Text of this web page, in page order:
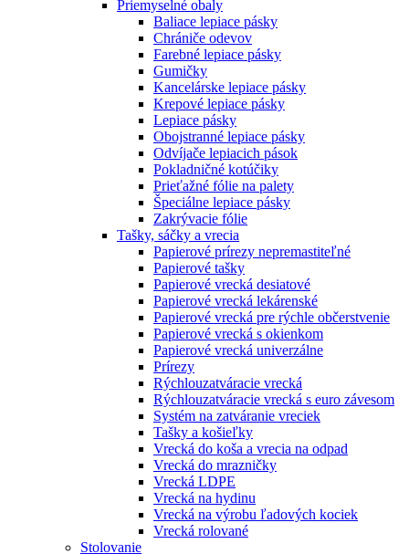
Priemyselné obaly
Baliace lepiace pásky
Chrániče odevov
Farebné lepiace pásky
Gumičky
Kancelárske lepiace pásky
Krepové lepiace pásky
Lepiace pásky
Obojstranné lepiace pásky
Odvíjače lepiacich pások
Pokladničné kotúčiky
Prieťažné fólie na palety
Špeciálne lepiace pásky
Zakrývacie fólie
Tašky, sáčky a vrecia
Papierové prírezy nepremastiteľné
Papierové tašky
Papierové vrecká desiatové
Papierové vrecká lekárenské
Papierové vrecká pre rýchle občerstvenie
Papierové vrecká s okienkom
Papierové vrecká univerzálne
Prírezy
Rýchlouzatváracie vrecká
Rýchlouzatváracie vrecká s euro závesom
Systém na zatváranie vreciek
Tašky a košieľky
Vrecká do koša a vrecia na odpad
Vrecká do mrazničky
Vrecká LDPE
Vrecká na hydinu
Vrecká na výrobu ľadových kociek
Vrecká rolované
Stolovanie